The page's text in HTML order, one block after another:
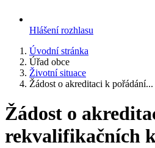
Hlášení rozhlasu
Úvodní stránka
Úřad obce
Životní situace
Žádost o akreditaci k pořádání...
Žádost o
rekvalifikačních